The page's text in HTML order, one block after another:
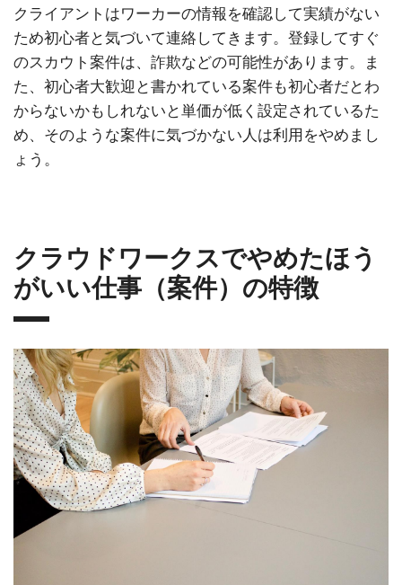
クライアントはワーカーの情報を確認して実績がない
ため初心者と気づいて連絡してきます。登録してすぐ
のスカウト案件は、詐欺などの可能性があります。ま
た、初心者大歓迎と書かれている案件も初心者だとわ
からないかもしれないと単価が低く設定されているた
め、そのような案件に気づかない人は利用をやめまし
ょう。
クラウドワークスでやめたほう
がいい仕事（案件）の特徴